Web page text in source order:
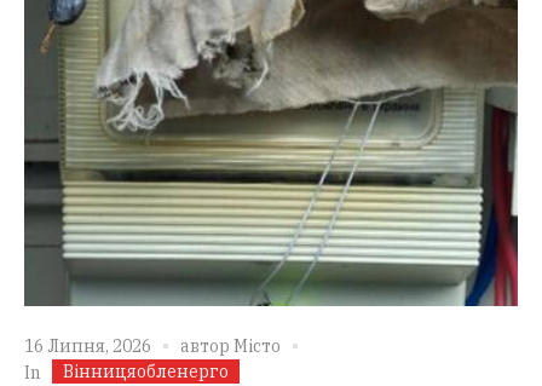
16 Липня, 2026 автор Місто
In
Вінницяобленерго